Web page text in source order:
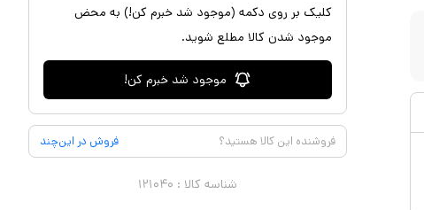
کلیک بر روی دکمه (موجود شد خبرم کن!) به محض
موجود شدن کالا مطلع شوید.
موجود شد خبرم کن!
فروشنده این کالا هستید؟ فروش در این‌چند
شناسه کالا : ۱۲۱۰۴۰